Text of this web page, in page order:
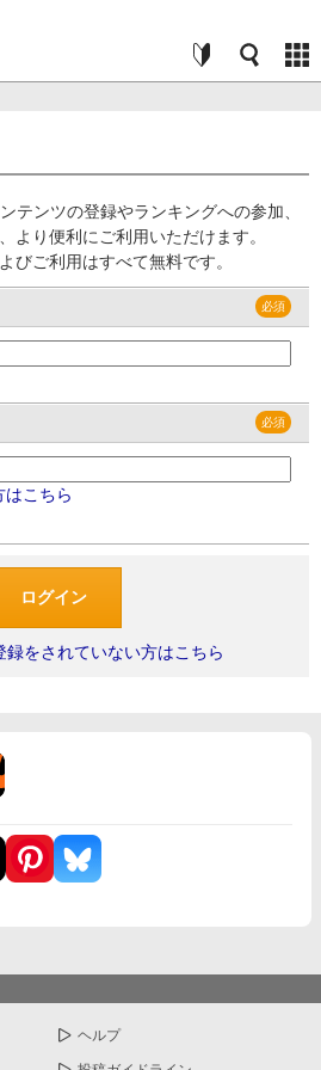
テンツの登録やランキングへの参加、
より便利にご利用いただけます。
びご利用はすべて無料です。
こちら
録をされていない方はこちら
ヘルプ